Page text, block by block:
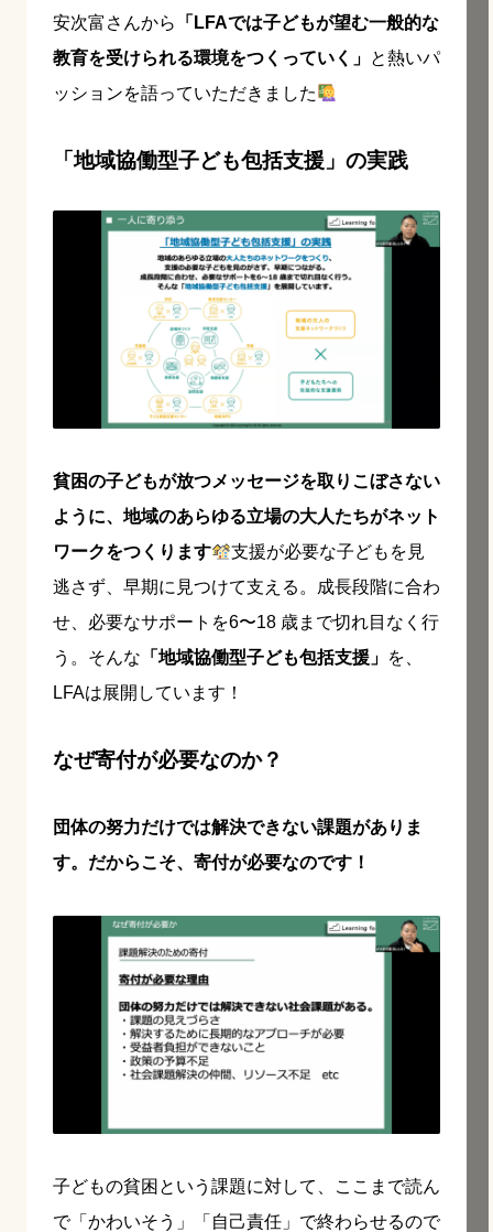
安次富さんから
「LFAでは子どもが望む一般的な
教育を受けられる環境をつくっていく」 と熱いパ
ッションを語っていただきました
「地域協働型⼦ども包括⽀援」の実践
貧困の子どもが放つメッセージを取りこぼさない
ように、地域のあらゆる⽴場の⼤⼈たちがネット
ワークをつくります
⽀援が必要な⼦どもを見
逃さず、早期に見つけて支える。成⻑段階に合わ
せ、必要なサポートを6〜18 歳まで切れ⽬なく行
う。そんな 「地域協働型⼦ども包括⽀援」 を、
LFAは展開しています！
なぜ寄付が必要なのか？
団体の努⼒だけでは解決できない課題がありま
す。だからこそ、寄付が必要なのです！
子どもの貧困という課題に対して、ここまで読ん
で「かわいそう」「自己責任」で終わらせるので